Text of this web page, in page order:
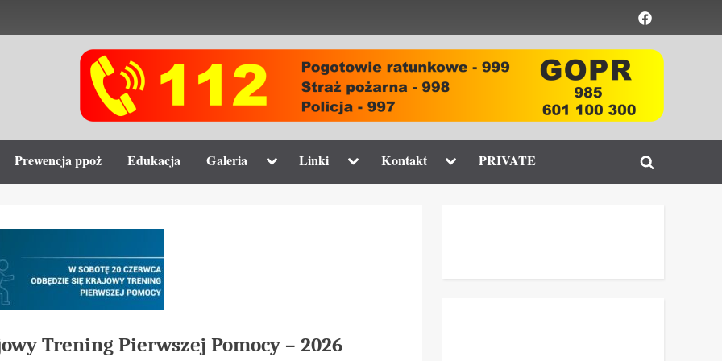
Element
menu
Prewencja ppoż Edukacja Galeria Toggle
menu
Linki Toggle
menu
Kontakt Toggle
menu
PRIVATE
Toggle
Trening Pierwszej Pomocy – 2026